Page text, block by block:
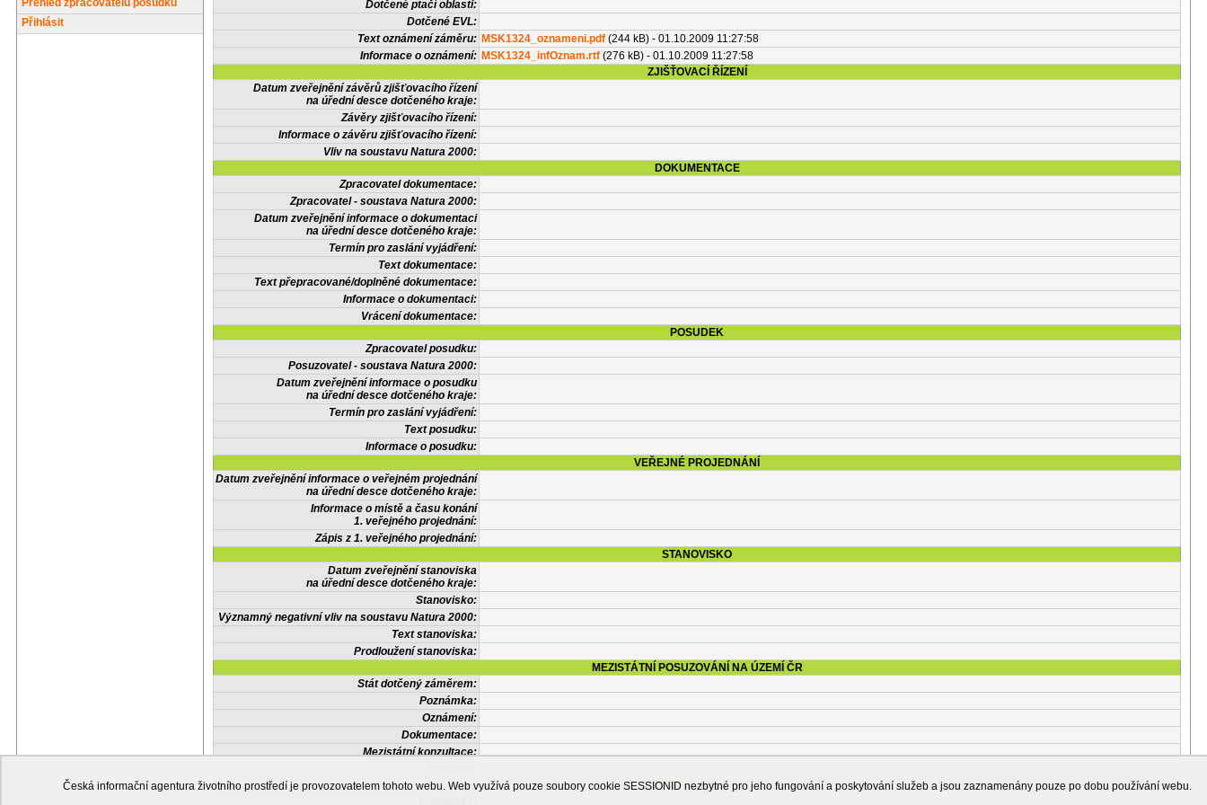
Přehled zpracovatelů posudků
Přihlásit
Dotčené ptačí oblasti:
Dotčené EVL:
Text oznámení záměru: MSK1324_oznameni.pdf (244 kB) - 01.10.2009 11:27:58
Informace o oznámení: MSK1324_infOznam.rtf (276 kB) - 01.10.2009 11:27:58
ZJIŠŤOVACÍ ŘÍZENÍ
Datum zveřejnění závěrů zjišťovacího řízení
na úřední desce dotčeného kraje:
Závěry zjišťovacího řízení:
Informace o závěru zjišťovacího řízení:
Vliv na soustavu Natura 2000:
DOKUMENTACE
Zpracovatel dokumentace:
Zpracovatel - soustava Natura 2000:
Datum zveřejnění informace o dokumentaci
na úřední desce dotčeného kraje:
Termín pro zaslání vyjádření:
Text dokumentace:
Text přepracované/doplněné dokumentace:
Informace o dokumentaci:
Vrácení dokumentace:
POSUDEK
Zpracovatel posudku:
Posuzovatel - soustava Natura 2000:
Datum zveřejnění informace o posudku
na úřední desce dotčeného kraje:
Termín pro zaslání vyjádření:
Text posudku:
Informace o posudku:
VEŘEJNÉ PROJEDNÁNÍ
Datum zveřejnění informace o veřejném projednání
na úřední desce dotčeného kraje:
Informace o místě a času konání
1. veřejného projednání:
Zápis z 1. veřejného projednání:
STANOVISKO
Datum zveřejnění stanoviska
na úřední desce dotčeného kraje:
Stanovisko:
Významný negativní vliv na soustavu Natura 2000:
Text stanoviska:
Prodloužení stanoviska:
MEZISTÁTNÍ POSUZOVÁNÍ NA ÚZEMÍ ČR
Stát dotčený záměrem:
Poznámka:
Oznámení:
Dokumentace:
Mezistátní konzultace:
OSTATNÍ INFORMACE
Česká informační agentura životního prostředí je provozovatelem tohoto webu. Web využívá pouze soubory cookie SESSIONID nezbytné pro jeho fungování a poskytování služeb a jsou zaznamenány pouze po dobu používání webu.